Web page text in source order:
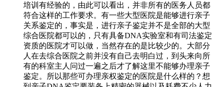
培训有经验的，由此可以看出，并非所有的医务人员都
符合这样的工作要求。有一些大型医院是能够进行亲子
关系鉴定的，事实是，进行亲子鉴定并不是全部的大型
综合医院都可以的，只有具备DNA实验室和有司法鉴定
资质的医院才可以做，当然存在的是比较少的。大部分
人在去综合医院之前并没有自己去明白过，到头来向所
有的科室主人问过一遍之后才了解这里不能够办理亲子
鉴定。所以那些可办理亲权鉴定的医院是什么样的？想